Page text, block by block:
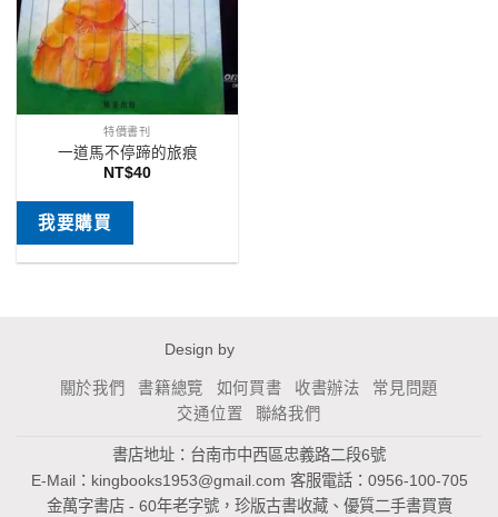
特價書刊
一道馬不停蹄的旅痕
NT$40
我要購買
Design by
關於我們 書籍總覽 如何買書 收書辦法
常見問題
交通位置
聯絡我們
書店地址：台南市中西區忠義路二段6號
E-Mail： kingbooks1953@gmail.com 客服電話：0956-100-705
金萬字書店 - 60年老字號，珍版古書收藏、優質二手書買賣